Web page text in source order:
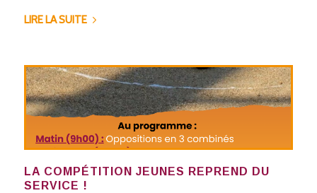
LIRE LA SUITE
LA COMPÉTITION JEUNES REPREND DU
SERVICE !